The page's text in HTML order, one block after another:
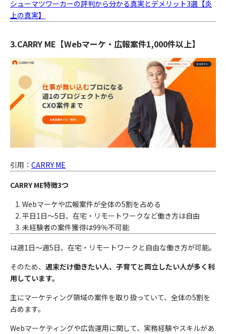
シューマツワーカーの評判から分かる真実とデメリット3選【炎
上の真実】
3.CARRY ME【Webマーケ・広報案件1,000件以上】
引用： CARRY ME
CARRY ME特徴3つ
Webマーケや広報案件が全体の5割を占める
平日1日〜5日、在宅・リモートワークなど働き方は自由
未経験者の案件獲得は99％不可能
は週1日〜週5日、在宅・リモートワークと自由な働き方が可能。
そのため、 週末だけ働きたい人、子育てと両立したい人が多く利
用しています。
主にマーケティング領域の案件を取り扱っていて、全体の5割を
占めます。
Webマーケティングや広告運用に関して、実務経験やスキルがあ